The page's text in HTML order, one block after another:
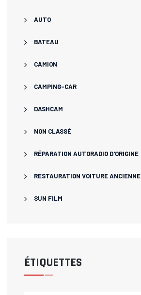
AUTO
BATEAU
CAMION
CAMPING-CAR
DASHCAM
NON CLASSÉ
RÉPARATION AUTORADIO D'ORIGINE
RESTAURATION VOITURE ANCIENNE
SUN FILM
ÉTIQUETTES